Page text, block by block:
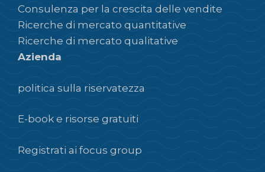
Consulenza per la crescita delle vendite
Ricerche di mercato quantitative
Ricerche di mercato qualitative
Azienda
politica sulla riservatezza
E-book e risorse gratuiti
Registrati ai focus group